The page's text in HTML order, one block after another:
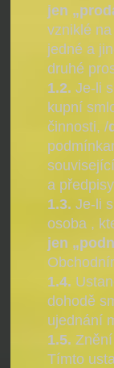
jen
vzniklé
jedné a
druhé
1.2. Je-li
kupní
činnosti, /
a
1.3. Je-li
osoba ,
jen
1.4.
dohodě
ujednání
1.5.
Tímto